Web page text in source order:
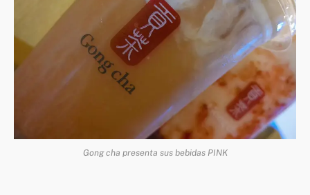
Gong cha presenta sus bebidas PINK